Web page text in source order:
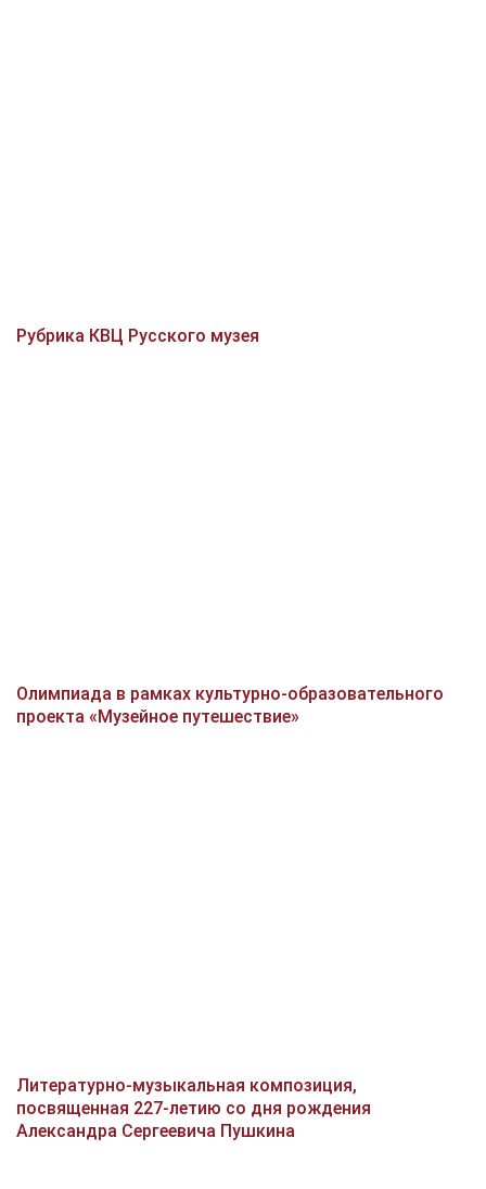
Рубрика КВЦ Русского музея
Олимпиада в рамках культурно-образовательного
проекта «Музейное путешествие»
Литературно-музыкальная композиция,
посвященная 227-летию со дня рождения
Александра Сергеевича Пушкина